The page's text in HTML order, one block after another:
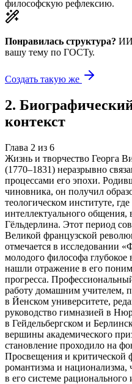
философскую рефлексию.
Понравилась структура? ИИ
вашу тему по ГОСТу.
Создать такую же
2.
контекст
Глава 2 из 6
Жизнь и творчество Георга
(1770–1831) неразрывно
процессами его эпохи.
чиновника, он получил
теологическом институте,
интеллектуального
Гёльдерлина. Этот период
Великой французской
отмечается в исследовании
молодого философа глубокое
нашли отражение в его
прогресса.
работу домашним учителем,
в Йенском университете,
руководство гимназией в
в Гейдельбергском и
вершины академического
становление проходило на
Просвещения и критической
романтизма и национализма,
в его системе рационального